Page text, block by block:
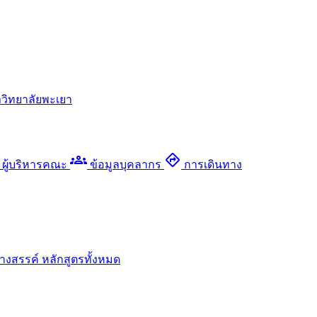
ยาลัยพะเยา
ผู้บริหารคณะ groups ข้อมูลบุคลากร directions การเดินทาง
งสรรค์ หลักสูตรทั้งหมด